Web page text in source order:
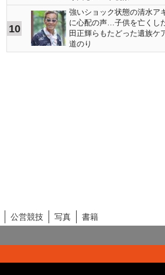
10
強いショック状態の清水ア
に心配の声…子供を亡くし
田正輝らもたどった遺族ケ
道のり
公営競技 写真
書籍